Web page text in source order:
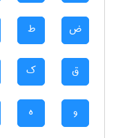
ض ط
ق ک
و ه